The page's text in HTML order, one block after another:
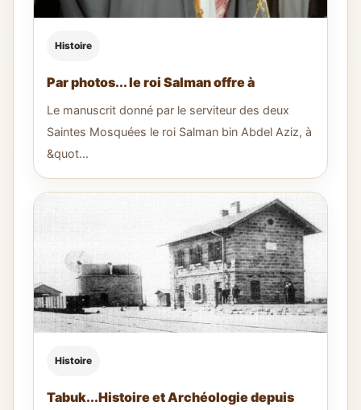
Histoire
Par photos... le roi Salman offre à
Le manuscrit donné par le serviteur des deux
Saintes Mosquées le roi Salman bin Abdel Aziz, à
&quot...
Histoire
Tabuk...Histoire et Archéologie depuis